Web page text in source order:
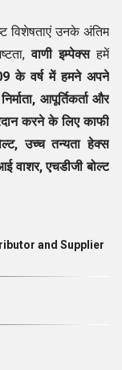
विशेषताएं उनके अंतिम
वाणी इम्पेक्सहमें
के वर्ष में हमने अपने
निर्माता, आपूर्तिकर्ता और
करने के लिए काफी
उच्च तन्यता हेक्स
वाशर, एचडीजी बोल्ट
194 ग्रेड 2 एच नट्स,
किया जाता है। हम यह
उत्पादों का मूल्यांकन
साथ, हमारे ग्राहक
करते हैं कि भविष्य
and Supplier